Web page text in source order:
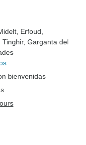
, Erfoud
, Tinghir, Garganta del
bienvenidas